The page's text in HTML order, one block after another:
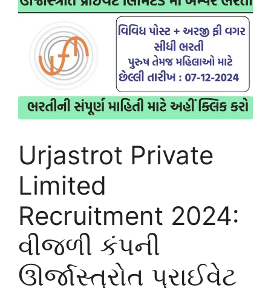
Urjastrot Private
Limited
Recruitment 2024:
વીજળી કંપની
ઊર્જાસ્ત્રોત પ્રાઈવેટ